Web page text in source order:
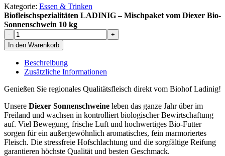
Mischpaket
vom
Diexer
Bio-
Sonnenschwein
10
Menge
Kategorie: Essen & Trinken
Biofleischspezialitäten LADINIG – Mischpaket vom Diexer Bio-
Sonnenschwein 10 kg
Biofleischspezialitäten
LADINIG
-
Mischpaket
vom
Diexer
Bio-
10
kg
Menge
-
+
In den Warenkorb
Beschreibung
Zusätzliche Informationen
Genießen Sie regionales Qualitätsfleisch direkt vom Biohof Ladinig!
Unsere Diexer Sonnenschweine leben das ganze Jahr über im
Freiland und wachsen in kontrolliert biologischer Bewirtschaftung
auf. Viel Bewegung, frische Luft und hochwertiges Bio-Futter
sorgen für ein außergewöhnlich aromatisches, fein marmoriertes
Fleisch. Die stressfreie Hofschlachtung und die sorgfältige Reifung
garantieren höchste Qualität und besten Geschmack.